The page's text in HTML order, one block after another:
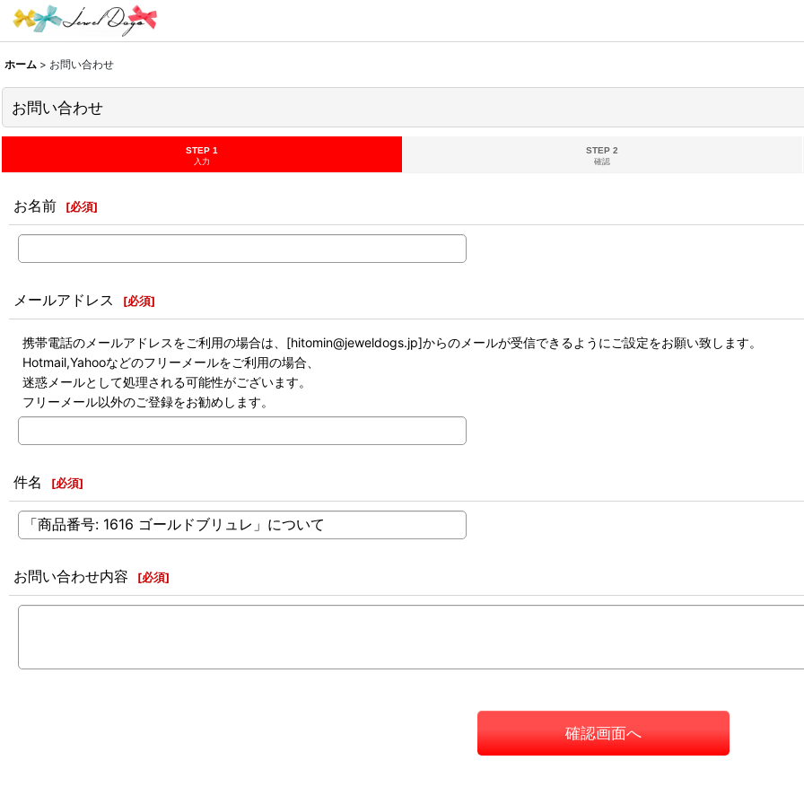
ホーム > お問い合わせ
お問い合わせ
STEP 1
入力
STEP 2
確認
お名前 [必須]
メールアドレス [必須]
携帯電話のメールアドレスをご利用の場合は、[hitomin@jeweldogs.jp]からのメールが受信できるようにご設定をお願い致します。
Hotmail,Yahooなどのフリーメールをご利用の場合、
迷惑メールとして処理される可能性がございます。
フリーメール以外のご登録をお勧めします。
件名 [必須]
お問い合わせ内容 [必須]
確認画面へ